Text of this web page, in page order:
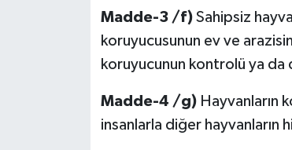
Madde-3 /f)Sahipsiz
koruyucusunun ev ve
koruyucunun kontrolü ya da
Madde-4 /g)Hayvanların
insanlarla diğer hayvanların